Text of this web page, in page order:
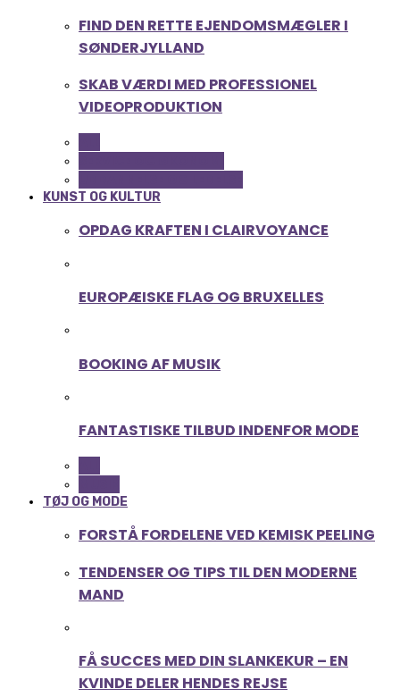
FIND DEN RETTE EJENDOMSMÆGLER I
SØNDERJYLLAND
SKAB VÆRDI MED PROFESSIONEL
VIDEOPRODUKTION
KUNST OG KULTUR
OPDAG KRAFTEN I CLAIRVOYANCE
EUROPÆISKE FLAG OG BRUXELLES
BOOKING AF MUSIK
FANTASTISKE TILBUD INDENFOR MODE
TØJ OG MODE
FORSTÅ FORDELENE VED KEMISK PEELING
TENDENSER OG TIPS TIL DEN MODERNE
MAND
FÅ SUCCES MED DIN SLANKEKUR – EN
KVINDE DELER HENDES REJSE